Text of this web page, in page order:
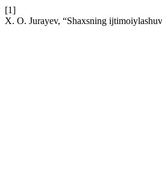
[1]
X. O. Jurayev, “Shaxsning